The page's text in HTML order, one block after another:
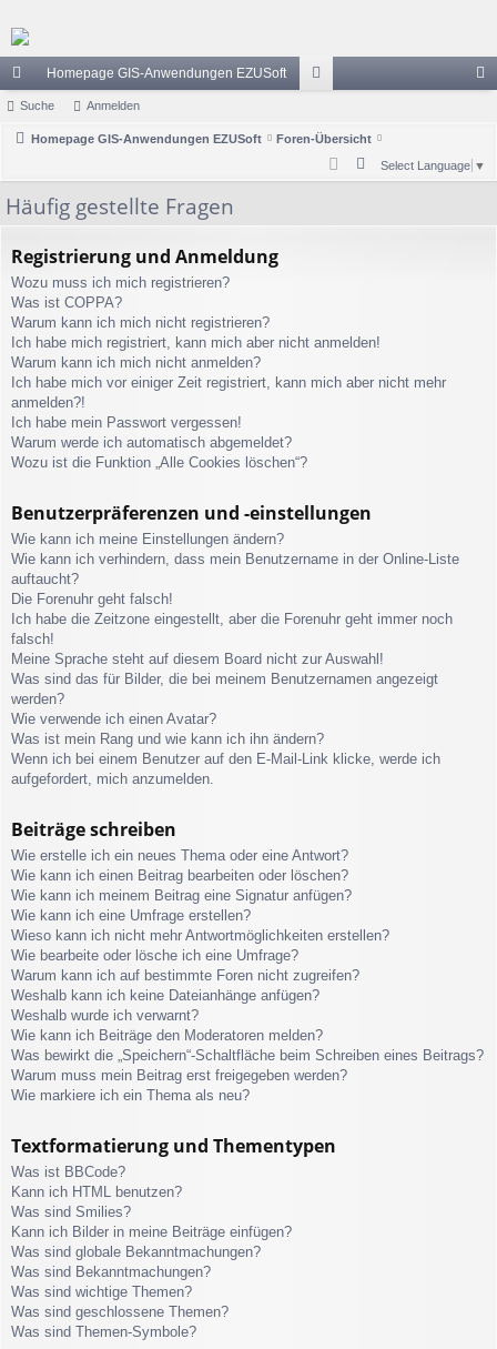
ch
ne
ug
Homepage GIS-Anwendungen EZUSoft
en
el
Suche Anmelden
Homepage GIS-Anwendungen EZUSoft Foren-Übersicht
Select Language ▼
Häufig gestellte Fragen
Registrierung und Anmeldung
Wozu muss ich mich registrieren?
Was ist COPPA?
Warum kann ich mich nicht registrieren?
Ich habe mich registriert, kann mich aber nicht anmelden!
Warum kann ich mich nicht anmelden?
Ich habe mich vor einiger Zeit registriert, kann mich aber nicht mehr
anmelden?!
Ich habe mein Passwort vergessen!
Warum werde ich automatisch abgemeldet?
Wozu ist die Funktion „Alle Cookies löschen“?
Benutzerpräferenzen und -einstellungen
Wie kann ich meine Einstellungen ändern?
Wie kann ich verhindern, dass mein Benutzername in der Online-Liste
auftaucht?
Die Forenuhr geht falsch!
Ich habe die Zeitzone eingestellt, aber die Forenuhr geht immer noch
falsch!
Meine Sprache steht auf diesem Board nicht zur Auswahl!
Was sind das für Bilder, die bei meinem Benutzernamen angezeigt
werden?
Wie verwende ich einen Avatar?
Was ist mein Rang und wie kann ich ihn ändern?
Wenn ich bei einem Benutzer auf den E-Mail-Link klicke, werde ich
aufgefordert, mich anzumelden.
Beiträge schreiben
Wie erstelle ich ein neues Thema oder eine Antwort?
Wie kann ich einen Beitrag bearbeiten oder löschen?
Wie kann ich meinem Beitrag eine Signatur anfügen?
Wie kann ich eine Umfrage erstellen?
Wieso kann ich nicht mehr Antwortmöglichkeiten erstellen?
Wie bearbeite oder lösche ich eine Umfrage?
Warum kann ich auf bestimmte Foren nicht zugreifen?
Weshalb kann ich keine Dateianhänge anfügen?
Weshalb wurde ich verwarnt?
Wie kann ich Beiträge den Moderatoren melden?
Was bewirkt die „Speichern“-Schaltfläche beim Schreiben eines Beitrags?
Warum muss mein Beitrag erst freigegeben werden?
Wie markiere ich ein Thema als neu?
Textformatierung und Thementypen
Was ist BBCode?
Kann ich HTML benutzen?
Was sind Smilies?
Kann ich Bilder in meine Beiträge einfügen?
Was sind globale Bekanntmachungen?
Was sind Bekanntmachungen?
Was sind wichtige Themen?
Was sind geschlossene Themen?
Was sind Themen-Symbole?